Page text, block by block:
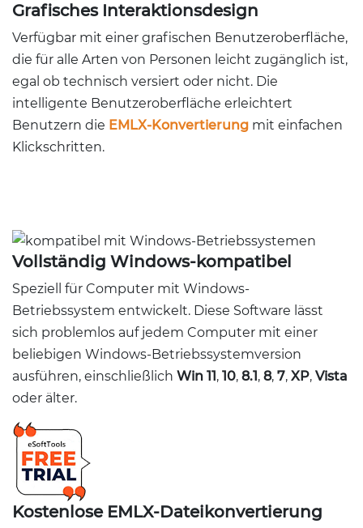
Grafisches Interaktionsdesign
Verfügbar mit einer grafischen Benutzeroberfläche,
die für alle Arten von Personen leicht zugänglich ist,
egal ob technisch versiert oder nicht. Die
intelligente Benutzeroberfläche erleichtert
Benutzern die EMLX-Konvertierung mit einfachen
Klickschritten.
Vollständig Windows-kompatibel
Speziell für Computer mit Windows-
Betriebssystem entwickelt. Diese Software lässt
sich problemlos auf jedem Computer mit einer
beliebigen Windows-Betriebssystemversion
ausführen, einschließlich Win 11, 10, 8.1, 8, 7, XP, Vista
oder älter.
Kostenlose EMLX-Dateikonvertierung